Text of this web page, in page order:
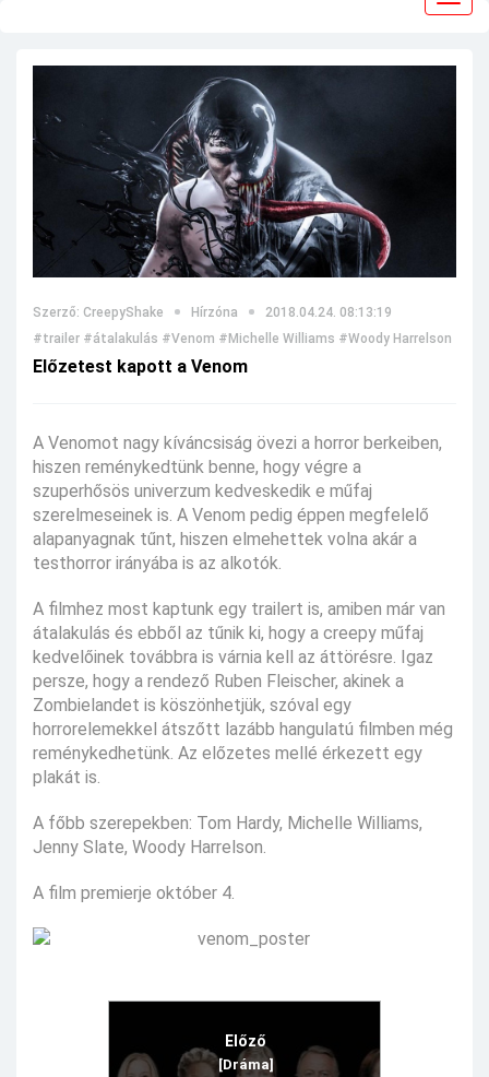
Szerző: CreepyShake Hírzóna
2018.04.24. 08:13:19
#trailer #átalakulás #Venom #Michelle Williams #Woody Harrelson
Előzetest kapott a Venom
A Venomot nagy kíváncsiság övezi a horror berkeiben,
hiszen reménykedtünk benne, hogy végre a
szuperhősös univerzum kedveskedik e műfaj
szerelmeseinek is. A Venom pedig éppen megfelelő
alapanyagnak tűnt, hiszen elmehettek volna akár a
testhorror irányába is az alkotók.
A filmhez most kaptunk egy trailert is, amiben már van
átalakulás és ebből az tűnik ki, hogy a creepy műfaj
kedvelőinek továbbra is várnia kell az áttörésre. Igaz
persze, hogy a rendező Ruben Fleischer, akinek a
Zombielandet is köszönhetjük, szóval egy
horrorelemekkel átszőtt lazább hangulatú filmben még
reménykedhetünk. Az előzetes mellé érkezett egy
plakát is.
A főbb szerepekben: Tom Hardy, Michelle Williams,
Jenny Slate, Woody Harrelson.
A film premierje október 4.
Előző
[Dráma]